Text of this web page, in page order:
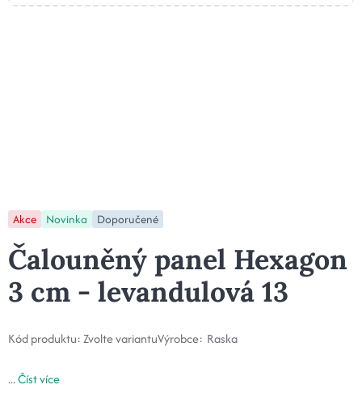
Akce Novinka Doporučené
Čalouněný panel Hexagon
3 cm - levandulová 13
Kód produktu:Zvolte variantuVýrobce: Raska
...Číst více